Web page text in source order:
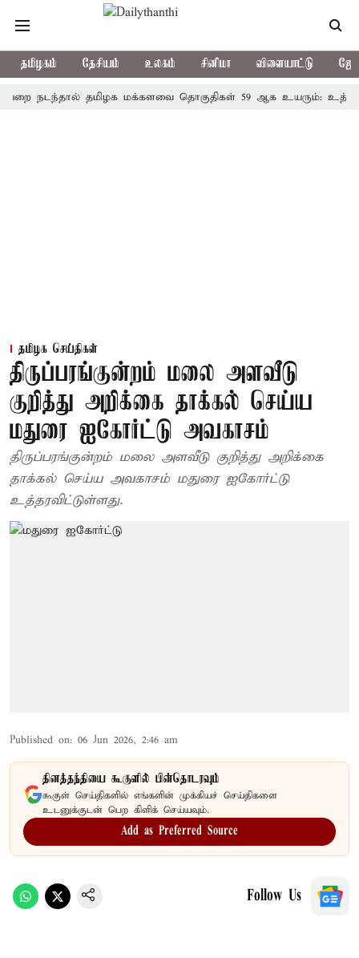
தமிழகம் தேசியம் உலகம் சினிமா விளையாட்டு
நடந்தால் தமிழக மக்களவை தொகுதிகள் 59 ஆக உயரும்: உத்தேச
தமிழக செய்திகள்
திருப்பரங்குன்றம் மலை அளவீடு
குறித்து அறிக்கை தாக்கல் செய்ய
மதுரை ஐகோர்ட்டு அவகாசம்
திருப்பரங்குன்றம் மலை அளவீடு குறித்து அறிக்கை
தாக்கல் செய்ய அவகாசம் மதுரை ஐகோர்ட்டு
உத்தரவிட்டுள்ளது.
Published on: 06 Jun 2026, 2:46 am
தினத்தந்தியை கூகுளில் பின்தொடரவும்
கூகுள் செய்திகளில் எங்களின் முக்கியச் செய்திகளை
உடனுக்குடன் பெற கிளிக் செய்யவும்.
Add as Preferred Source
Follow Us